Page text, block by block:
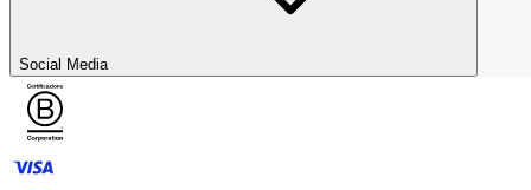
Social Media